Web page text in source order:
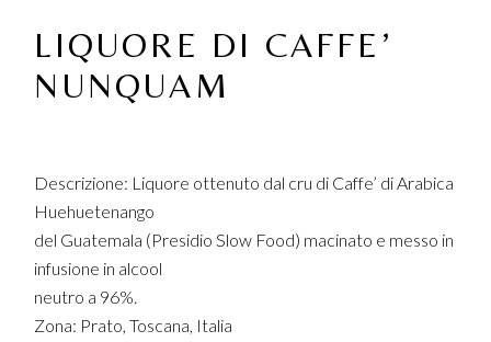
LIQUORE DI CAFFE’
NUNQUAM
Descrizione: Liquore ottenuto dal cru di Caffe’ di Arabica
Huehuetenango
del Guatemala (Presidio Slow Food) macinato e messo in
infusione in alcool
neutro a 96%.
Zona: Prato, Toscana, Italia